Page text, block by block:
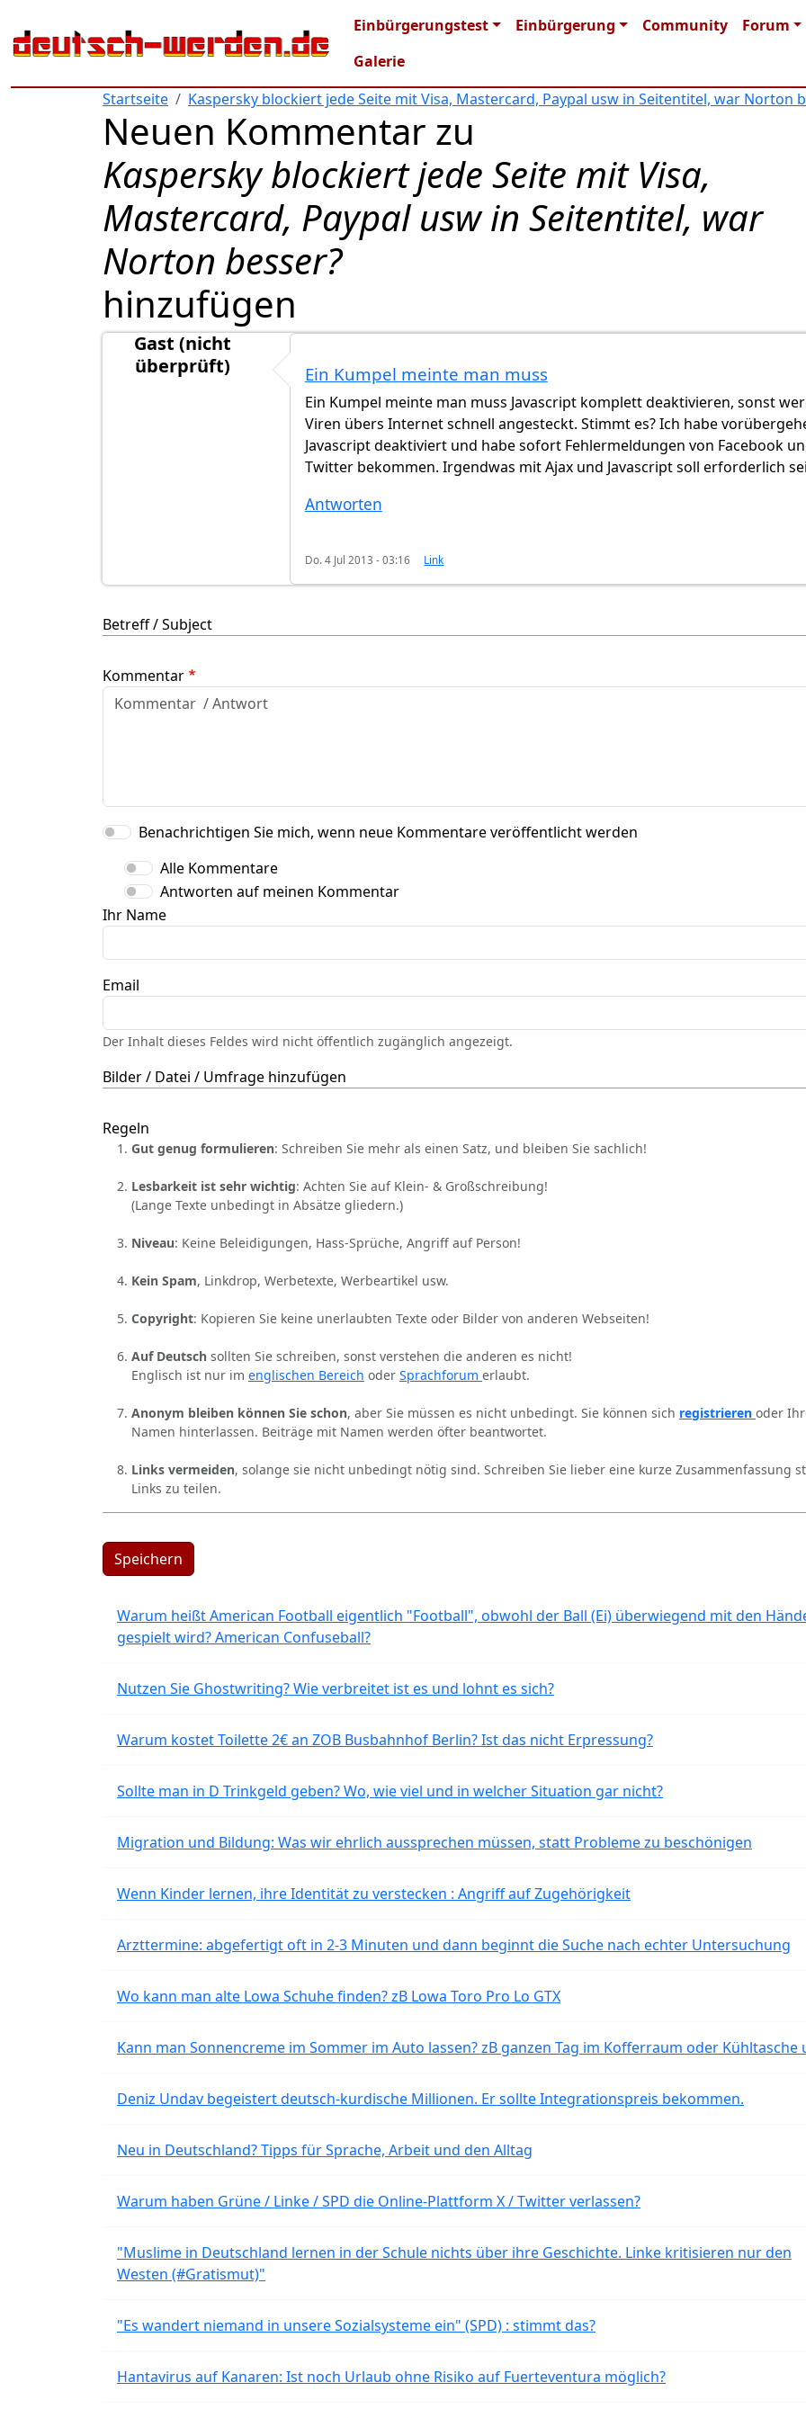
Main navigation
Einbürgerungstest Einbürgerung Community
Forum
Galerie
Startseite
Kaspersky blockiert jede Seite mit Visa, Mastercard, Paypal usw in Seitentitel, war Norton
Neuen Kommentar zu
Kaspersky blockiert jede Seite mit Visa,
Mastercard, Paypal usw in Seitentitel, war
Norton besser?
hinzufügen
Gast (nicht
überprüft)
Ein Kumpel meinte man muss
Ein Kumpel meinte man muss Javascript komplett deaktivieren, sonst
Viren übers Internet schnell angesteckt. Stimmt es? Ich habe
Javascript deaktiviert und habe sofort Fehlermeldungen von Facebook
Twitter bekommen. Irgendwas mit Ajax und Javascript soll erforderlich
Antworten
Do. 4 Jul 2013 - 03:16 Link
Betreff / Subject
Kommentar
Benachrichtigen Sie mich, wenn neue Kommentare veröffentlicht werden
Alle Kommentare
Antworten auf meinen Kommentar
Ihr Name
Email
Der Inhalt dieses Feldes wird nicht öffentlich zugänglich angezeigt.
Bilder / Datei / Umfrage hinzufügen
Regeln
Gut genug formulieren: Schreiben Sie mehr als einen Satz, und bleiben Sie sachlich!
Lesbarkeit ist sehr wichtig: Achten Sie auf Klein- & Großschreibung!
(Lange Texte unbedingt in Absätze gliedern.)
Niveau: Keine Beleidigungen, Hass-Sprüche, Angriff auf Person!
Kein Spam, Linkdrop, Werbetexte, Werbeartikel usw.
Copyright: Kopieren Sie keine unerlaubten Texte oder Bilder von anderen Webseiten!
Auf Deutsch sollten Sie schreiben, sonst verstehen die anderen es nicht!
Englisch ist nur im englischen Bereich oder Sprachforum erlaubt.
Anonym bleiben können Sie schon, aber Sie müssen es nicht unbedingt. Sie können sich registrieren oder
Namen hinterlassen. Beiträge mit Namen werden öfter beantwortet.
Links vermeiden, solange sie nicht unbedingt nötig sind. Schreiben Sie lieber eine kurze Zusammenfassung
Links zu teilen.
Speichern
Warum heißt American Football eigentlich "Football", obwohl der Ball (Ei) überwiegend mit den
gespielt wird? American Confuseball?
Nutzen Sie Ghostwriting? Wie verbreitet ist es und lohnt es sich?
Warum kostet Toilette 2€ an ZOB Busbahnhof Berlin? Ist das nicht Erpressung?
Sollte man in D Trinkgeld geben? Wo, wie viel und in welcher Situation gar nicht?
Migration und Bildung: Was wir ehrlich aussprechen müssen, statt Probleme zu beschönigen
Wenn Kinder lernen, ihre Identität zu verstecken : Angriff auf Zugehörigkeit
Arzttermine: abgefertigt oft in 2-3 Minuten und dann beginnt die Suche nach echter Untersuchung
Wo kann man alte Lowa Schuhe finden? zB Lowa Toro Pro Lo GTX
Kann man Sonnencreme im Sommer im Auto lassen? zB ganzen Tag im Kofferraum oder Kühltasche
Deniz Undav begeistert deutsch-kurdische Millionen. Er sollte Integrationspreis bekommen.
Neu in Deutschland? Tipps für Sprache, Arbeit und den Alltag
Warum haben Grüne / Linke / SPD die Online-Plattform X / Twitter verlassen?
"Muslime in Deutschland lernen in der Schule nichts über ihre Geschichte. Linke kritisieren nur den
Westen (#Gratismut)"
"Es wandert niemand in unsere Sozialsysteme ein" (SPD) : stimmt das?
Hantavirus auf Kanaren: Ist noch Urlaub ohne Risiko auf Fuerteventura möglich?